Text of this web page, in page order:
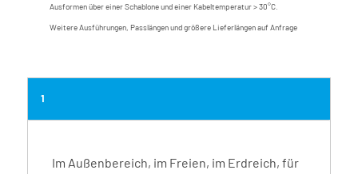
Ausformen über einer Schablone und einer Kabeltemperatur > 30°C.
Weitere Ausführungen, Passlängen und größere Lieferlängen auf Anfrage
1
Im Außenbereich, im Freien, im Erdreich, für